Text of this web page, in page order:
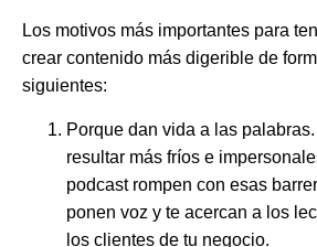
Los motivos más importantes para
crear contenido más digerible de
siguientes:
Porque dan vida a las palabras
resultar más fríos e
podcast rompen con esas
ponen voz y te acercan a los
los clientes de tu negocio.